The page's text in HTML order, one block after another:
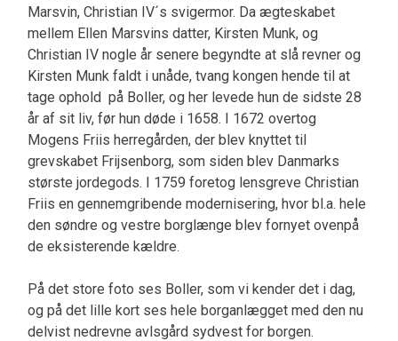
Marsvin, Christian IV´s svigermor. Da ægteskabet
mellem Ellen Marsvins datter, Kirsten Munk, og
Christian IV nogle år senere begyndte at slå revner og
Kirsten Munk faldt i unåde, tvang kongen hende til at
tage ophold på Boller, og her levede hun de sidste 28
år af sit liv, før hun døde i 1658. I 1672 overtog
Mogens Friis herregården, der blev knyttet til
grevskabet Frijsenborg, som siden blev Danmarks
største jordegods. I 1759 foretog lensgreve Christian
Friis en gennemgribende modernisering, hvor bl.a. hele
den søndre og vestre borglænge blev fornyet ovenpå
de eksisterende kældre.
På det store foto ses Boller, som vi kender det i dag,
og på det lille kort ses hele borganlægget med den nu
delvist nedrevne avlsgård sydvest for borgen.